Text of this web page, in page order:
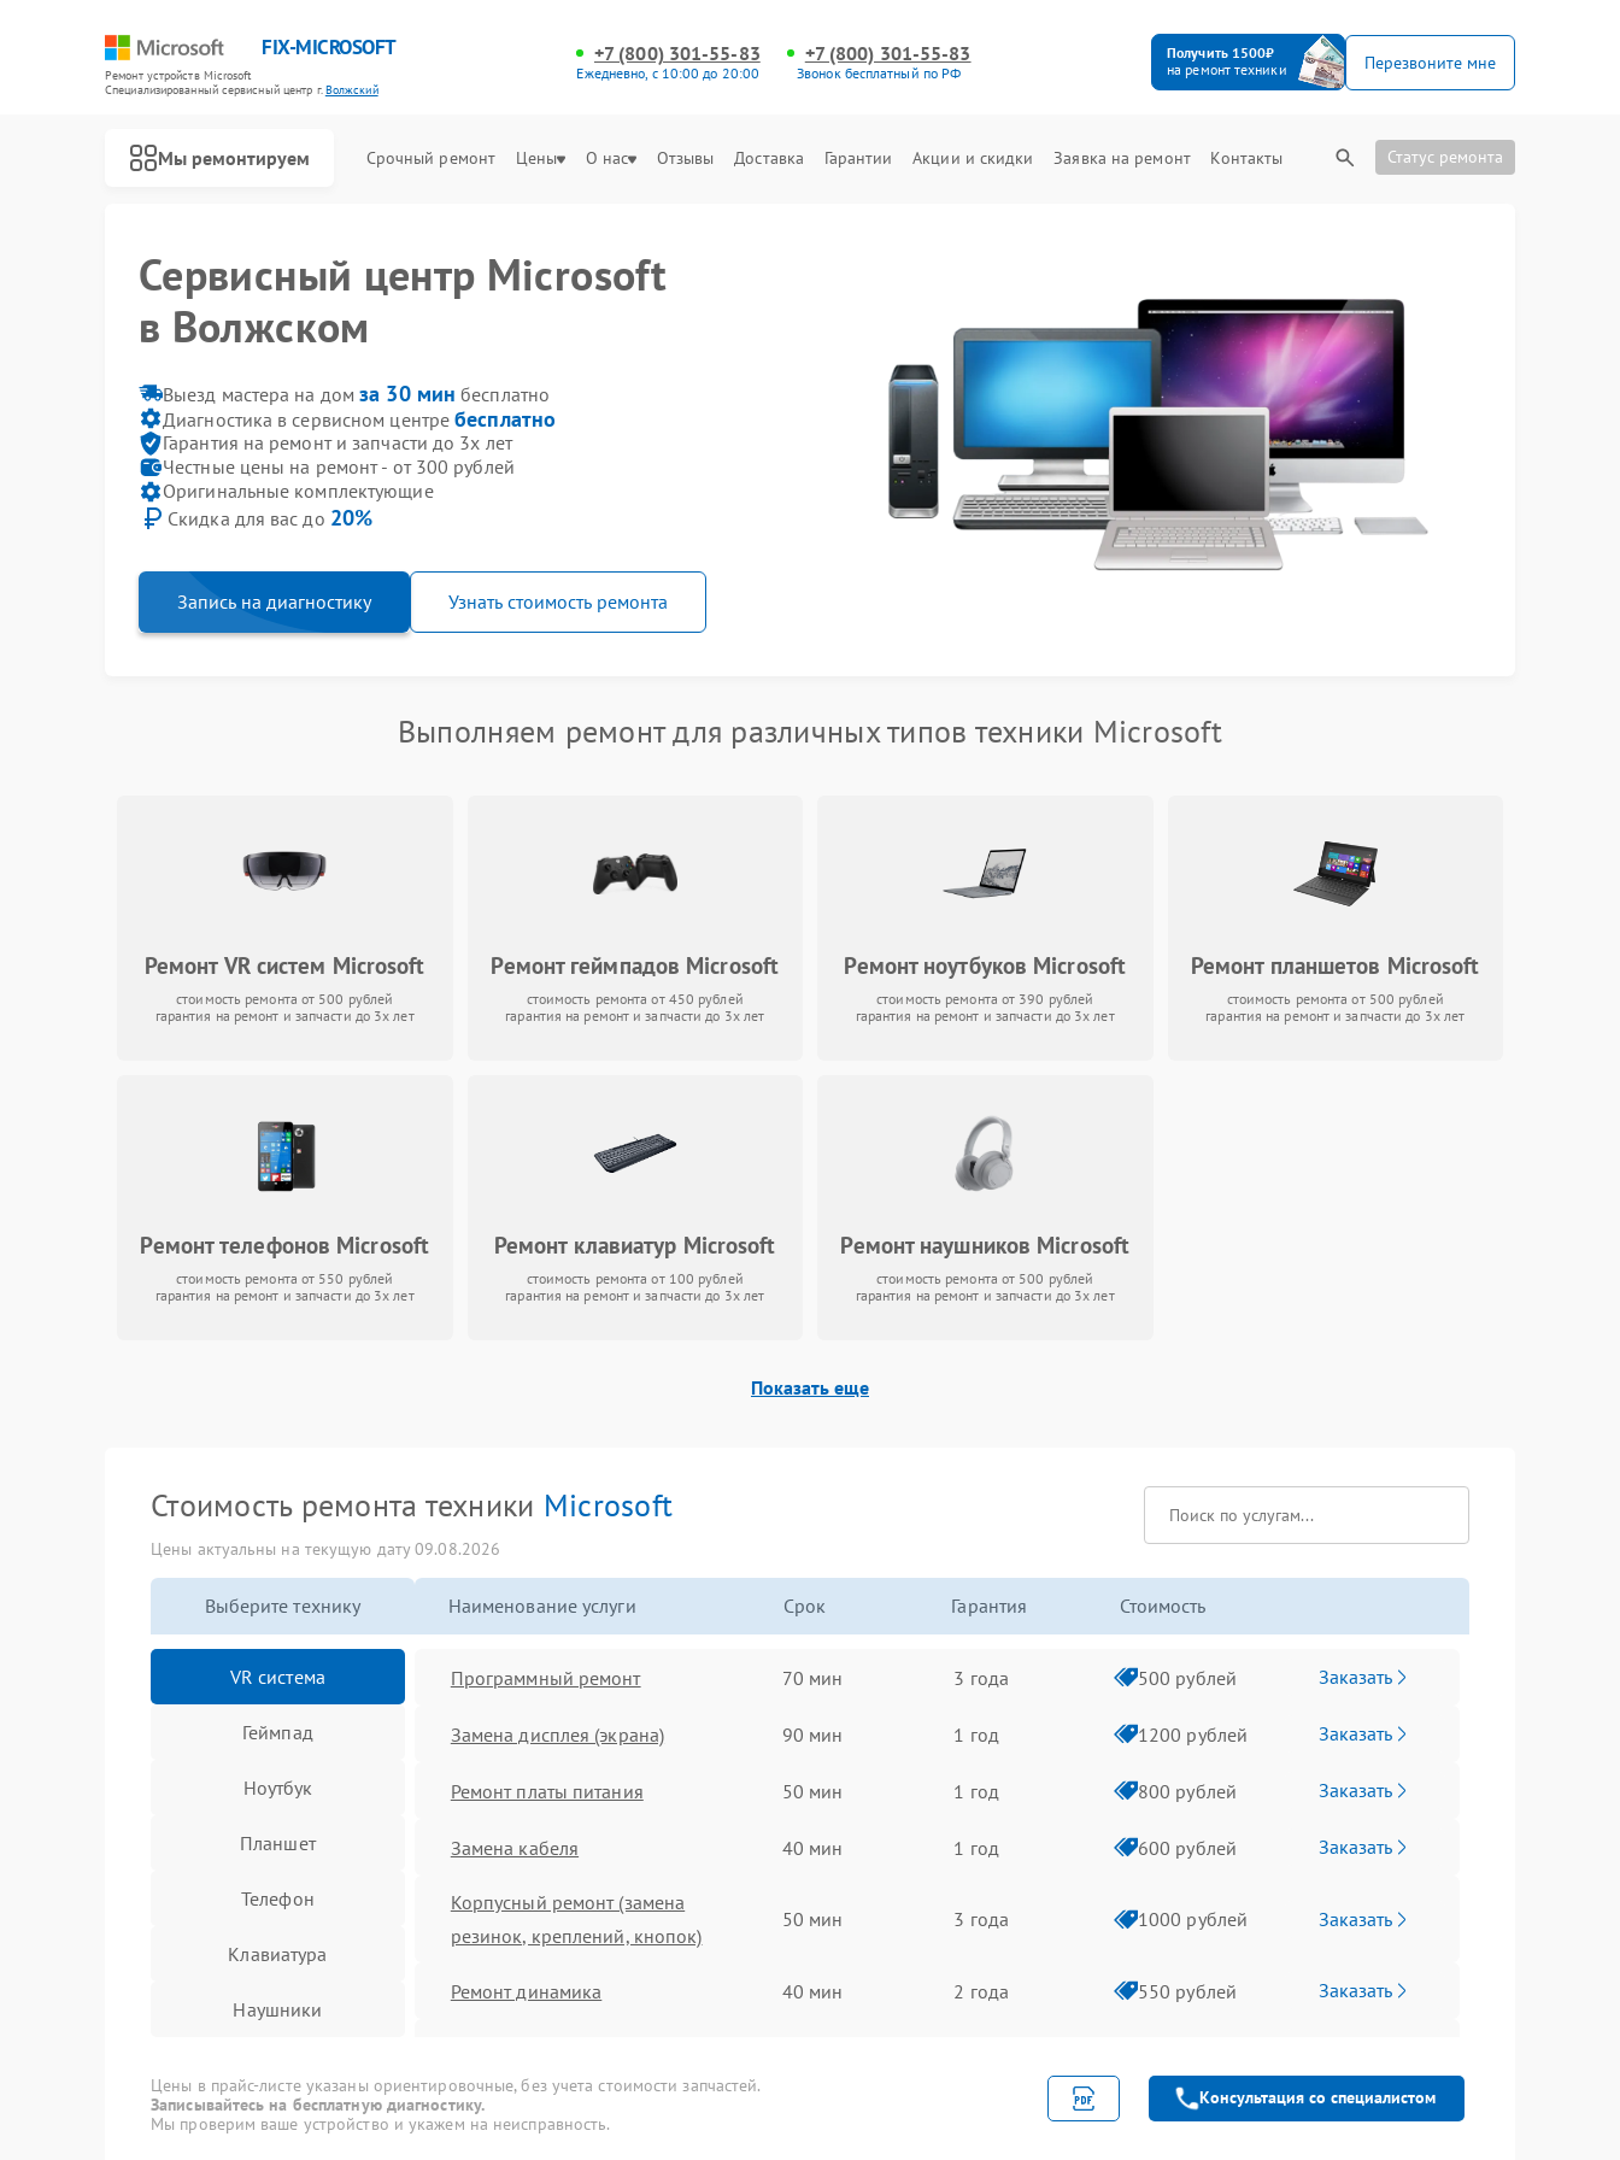
FIX-MICROSOFT
Ремонт устройств Microsoft
Специализированный cервисный центр г.Волжский
+7 (800) 301-55-83
Ежедневно, с 10:00 до 20:00
+7 (800) 301-55-83
Звонок бесплатный по РФ
Получить 1500₽
на ремонт техники
Перезвоните мне
Мы ремонтируем Срочный ремонт Цены О нас Отзывы Доставка Гарантии Акции и скидки Заявка на ремонт Контакты Статус ремонта
Сервисный центр Microsoft
в Волжском
Выезд мастера на домза 30 мин бесплатно
Диагностика в сервисном центребесплатно
Гарантия на ремонт и запчасти до 3х лет
Честные цены на ремонт - от 300 рублей
Оригинальные комплектующие
Скидка для вас до 20%
Запись на диагностику Узнать стоимость ремонта
Выполняем ремонт для различных типов техники Microsoft
Ремонт VR систем Microsoft
стоимость ремонта от 500 рублей
гарантия на ремонт и запчасти до 3х лет
Ремонт геймпадов Microsoft
стоимость ремонта от 450 рублей
гарантия на ремонт и запчасти до 3х лет
Ремонт ноутбуков Microsoft
стоимость ремонта от 390 рублей
гарантия на ремонт и запчасти до 3х лет
Ремонт планшетов Microsoft
стоимость ремонта от 500 рублей
гарантия на ремонт и запчасти до 3х лет
Ремонт телефонов Microsoft
стоимость ремонта от 550 рублей
гарантия на ремонт и запчасти до 3х лет
Ремонт клавиатур Microsoft
стоимость ремонта от 100 рублей
гарантия на ремонт и запчасти до 3х лет
Ремонт наушников Microsoft
стоимость ремонта от 500 рублей
гарантия на ремонт и запчасти до 3х лет
Показать еще
Стоимость ремонта техники Microsoft
Цены актуальны на текущую дату 09.08.2026
Выберите технику
VR система
Геймпад
Ноутбук
Планшет
Телефон
Клавиатура
Наушники
Наименование услуги Срок Гарантия Стоимость
Программный ремонт 70 мин 3 года 500 рублей Заказать
Замена дисплея (экрана) 90 мин 1 год 1200 рублей Заказать
Ремонт платы питания 50 мин 1 год 800 рублей Заказать
Замена кабеля 40 мин 1 год 600 рублей Заказать
Корпусный ремонт (замена
резинок, креплений, кнопок)
50 мин 3 года 1000 рублей Заказать
Ремонт динамика 40 мин 2 года 550 рублей Заказать
Ремонт гироскопа 800 рублей Заказать
Цены в прайс-листе указаны ориентировочные, без учета стоимости запчастей.
Записывайтесь на бесплатную диагностику.
Мы проверим ваше устройство и укажем на неисправность.
Консультация со специалистом